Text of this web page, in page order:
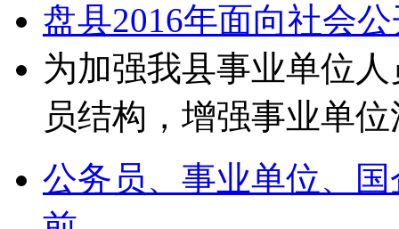
盘县2016年面向社会
为加强我县事业单位
员结构，增强事业单
公务员、事业单位、